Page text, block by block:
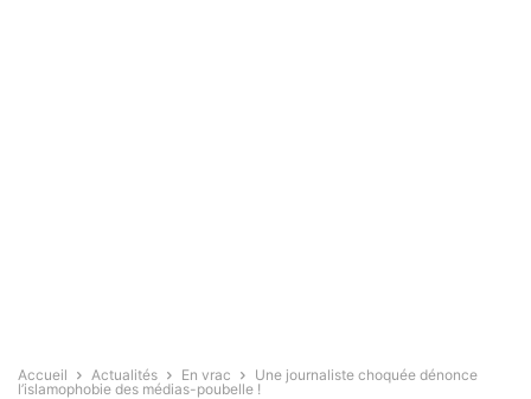
Accueil Actualités En vrac
Une journaliste choquée dénonce
l’islamophobie des médias-poubelle !